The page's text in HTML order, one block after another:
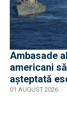
Ambasade
americani
așteptată
01 AUGUST 2026